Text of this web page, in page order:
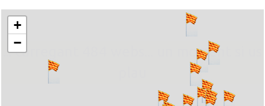
... carregant 484 webs... un moment si us
+
−